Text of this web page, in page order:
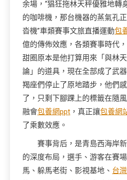
余場，“猖狂拖林天秤優雅地轉
的咖啡機，那台機器的蒸氣孔
沓機”車類賽事文旅直播運動包
億的傳佈效應，各類賽事時代
甜圈原本是他打算用來「與林
論」的道具，現在全部成了武
羯座們停止了原地踏步，他們
了，只剩下腳踝上的標籤在隨
融會包養網ppt ，真正讓包養網
了乘數效應。
賽事背后，是青島西海岸
的深度布局，選手、游客在賽
馬、躲馬老街、影視基地、 台